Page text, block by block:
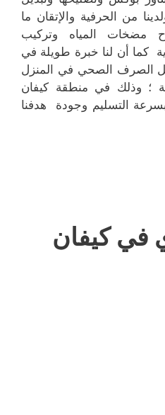
من الحرفية والإتقان ما
مضخات المياه وتركيب
كما أن لنا خبرة طويلة في
الصرف الصحي في المنزل
؛ وذلك في منطقة كيفان
التسليم وجودة هدفنا
في كيفان